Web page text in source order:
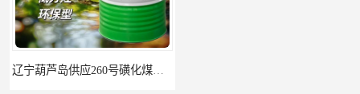
辽宁葫芦岛供应260号磺化煤油电解铜电解镍钴稀释剂